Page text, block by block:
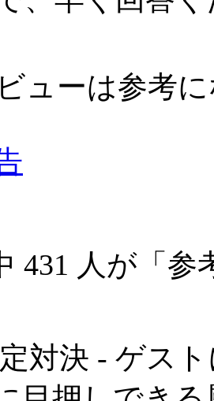
ューは参考
431 人が「参
対決 - ゲス